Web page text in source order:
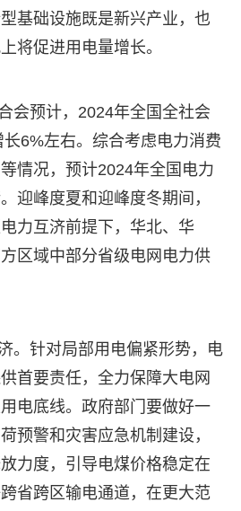
基础设施既是新兴产业，也
将促进用电量增长。
会预计，2024年全国全社会
6%左右。综合考虑电力消费
情况，预计2024年全国电力
迎峰度夏和迎峰度冬期间，
力互济前提下，华北、华
区域中部分省级电网电力供
。针对局部用电偏紧形势，电
首要责任，全力保障大电网
电底线。政府部门要做好一
预警和灾害应急机制建设，
力度，引导电煤价格稳定在
省跨区输电通道，在更大范